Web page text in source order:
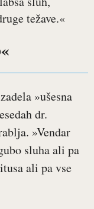
težave.«
»ušesna
dr.
»Vendar
sluha ali pa
ali pa vse